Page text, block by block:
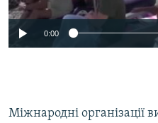
0:00
Міжнародні організації